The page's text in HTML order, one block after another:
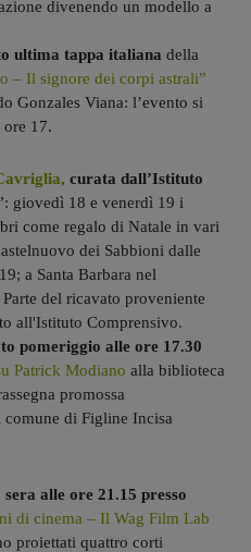
divenendo un modello a
ultima tappa italiana della
– Il signore dei corpi astrali”
Gonzales Viana: l’evento si
17.
curata dall’Istituto
giovedì 18 e venerdì 19 i
come regalo di Natale in vari
dei Sabbioni dalle
a Santa Barbara nel
del ricavato proveniente
all'Istituto Comprensivo.
pomeriggio alle ore 17.30
Patrick Modiano alla biblioteca
promossa
comune di Figline Incisa
alle ore 21.15 presso
di cinema – Il Wag Film Lab
proiettati quattro corti